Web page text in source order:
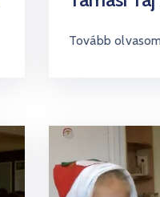
Tovább